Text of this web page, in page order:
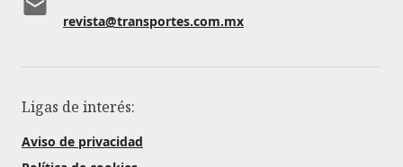
revista@transportes.com.mx
Ligas de interés:
Aviso de privacidad